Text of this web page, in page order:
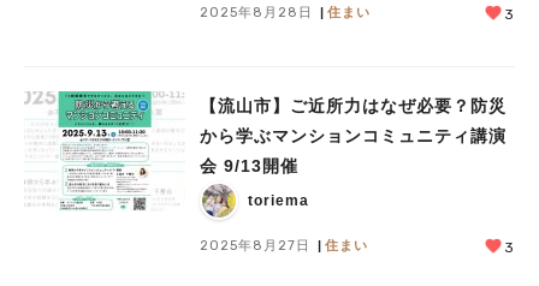
2025年8月28日 住まい 3
【流山市】ご近所力はなぜ必要？防災
から学ぶマンションコミュニティ講演
会 9/13開催
toriema
2025年8月27日 住まい 3